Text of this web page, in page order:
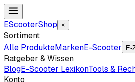
EScooterShop ×
Sortiment
Alle ProdukteMarkenE-Scooter E-
Ratgeber & Wissen
BlogE-Scooter LexikonTools &
Konto